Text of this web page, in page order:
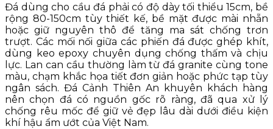
Đá dùng cho cầu đá phải có độ dày tối thiểu 15cm, bề
rộng 80-150cm tùy thiết kế, bề mặt được mài nhẵn
hoặc giữ nguyên thô để tăng ma sát chống trơn
trượt. Các mối nối giữa các phiến đá được ghép khít,
dùng keo epoxy chuyên dụng chống thấm và chịu
lực. Lan can cầu thường làm từ đá granite cùng tone
màu, chạm khắc họa tiết đơn giản hoặc phức tạp tùy
ngân sách. Đá Cảnh Thiên An khuyên khách hàng
nên chọn đá có nguồn gốc rõ ràng, đã qua xử lý
chống rêu mốc để giữ vẻ đẹp lâu dài dưới điều kiện
khí hậu ẩm ướt của Việt Nam.